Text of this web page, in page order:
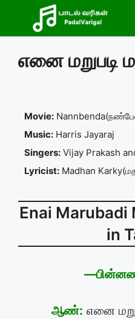
content
எனை மறுபடி
Movie:
Music: Harris Jayaraj
Singers: Vijay Prakash
Lyricist: Madhan
Enai Marubadi
in
ஆண்: எனை